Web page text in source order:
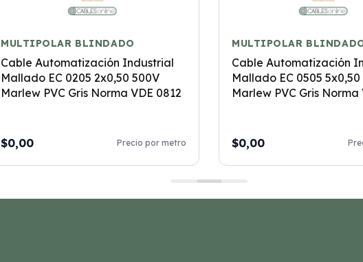
MULTIPOLAR BLINDADO
Cable Automatización Industrial
Mallado EC 0205 2x0,50 500V
Marlew PVC Gris Norma VDE 0812
$0,00 Precio por metro
MULTIPOLAR
Cable Automatización
Mallado EC 0505 5x0,50
Marlew PVC Gris Norma
$0,00